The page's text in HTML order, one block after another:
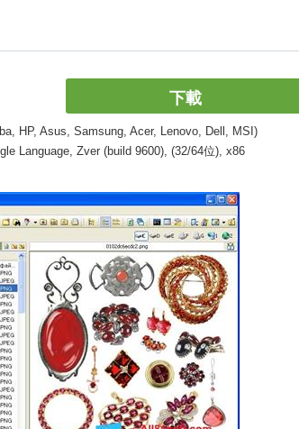
下載
HP, Asus, Samsung, Acer, Lenovo, Dell, MSI)
Language, Zver (build 9600), (32/64位), x86